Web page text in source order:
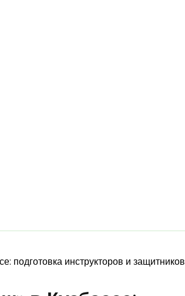
подготовка инструкторов и защитников